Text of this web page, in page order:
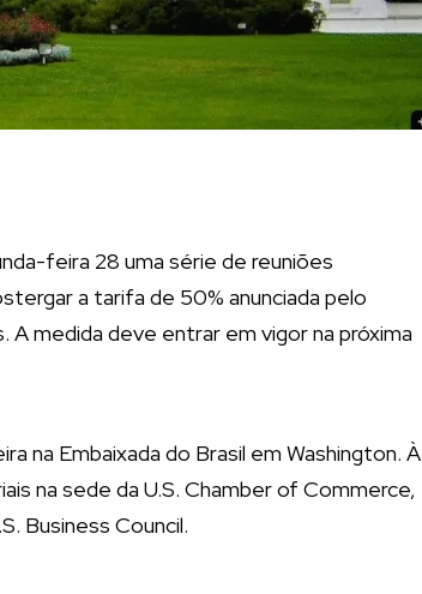
feira 28 uma série de reuniões
a tarifa de 50% anunciada pelo
medida deve entrar em vigor na próxima
na Embaixada do Brasil em Washington. À
na sede da U.S. Chamber of Commerce,
Business Council.